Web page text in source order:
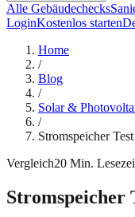
Alle Gebäudechecks
LoginKostenlos starten
Home
/
Blog
/
Solar &
/
Stromspeicher
Vergleich20 Min.
Stromspeicher